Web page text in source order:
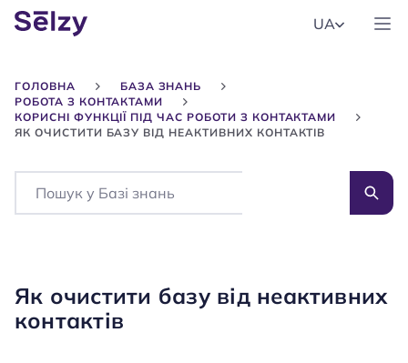
UA
ГОЛОВНА
БАЗА ЗНАНЬ
РОБОТА З КОНТАКТАМИ
КОРИСНІ ФУНКЦІЇ ПІД ЧАС РОБОТИ З КОНТАКТАМИ
ЯК ОЧИСТИТИ БАЗУ ВІД НЕАКТИВНИХ КОНТАКТІВ
Search
Як очистити базу від неактивних
контактів